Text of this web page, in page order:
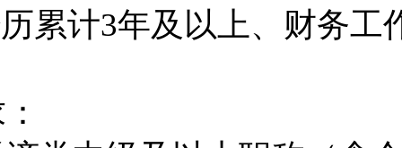
累计3年及以上、财务工